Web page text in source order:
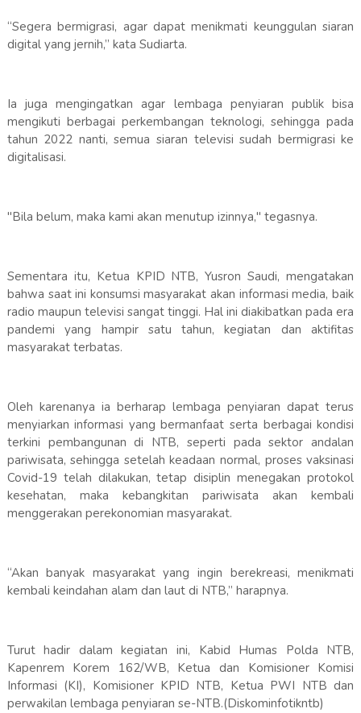
“Segera bermigrasi, agar dapat menikmati keunggulan siaran
digital yang jernih,” kata Sudiarta.
Ia juga mengingatkan agar lembaga penyiaran publik bisa
mengikuti berbagai perkembangan teknologi, sehingga pada
tahun 2022 nanti, semua siaran televisi sudah bermigrasi ke
digitalisasi.
"Bila belum, maka kami akan menutup izinnya," tegasnya.
Sementara itu, Ketua KPID NTB, Yusron Saudi, mengatakan
bahwa saat ini konsumsi masyarakat akan informasi media, baik
radio maupun televisi sangat tinggi. Hal ini diakibatkan pada era
pandemi yang hampir satu tahun, kegiatan dan aktifitas
masyarakat terbatas.
Oleh karenanya ia berharap lembaga penyiaran dapat terus
menyiarkan informasi yang bermanfaat serta berbagai kondisi
terkini pembangunan di NTB, seperti pada sektor andalan
pariwisata, sehingga setelah keadaan normal, proses vaksinasi
Covid-19 telah dilakukan, tetap disiplin menegakan protokol
kesehatan, maka kebangkitan pariwisata akan kembali
menggerakan perekonomian masyarakat.
“Akan banyak masyarakat yang ingin berekreasi, menikmati
kembali keindahan alam dan laut di NTB,” harapnya.
Turut hadir dalam kegiatan ini, Kabid Humas Polda NTB,
Kapenrem Korem 162/WB, Ketua dan Komisioner Komisi
Informasi (KI), Komisioner KPID NTB, Ketua PWI NTB dan
perwakilan lembaga penyiaran se-NTB.(Diskominfotikntb)